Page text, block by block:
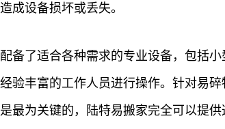
成设备损坏或丢失。
备了适合各种需求的专业设备，包括小
验丰富的工作人员进行操作。针对易
为关键的，陆特易搬家完全可以提供